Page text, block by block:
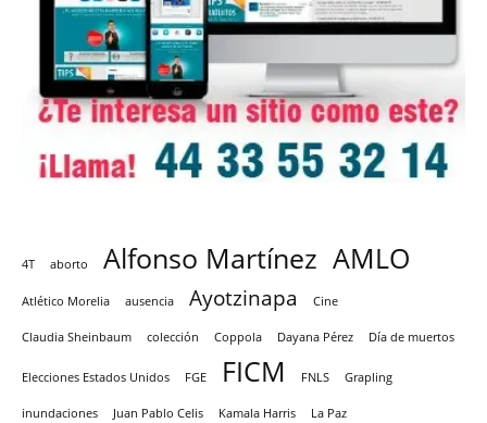
4T aborto Alfonso Martínez AMLO
Atlético Morelia ausencia Ayotzinapa Cine
Claudia Sheinbaum colección Coppola Dayana Pérez Día de muertos
Elecciones Estados Unidos FGE FICM FNLS Grapling
inundaciones Juan Pablo Celis Kamala Harris La Paz